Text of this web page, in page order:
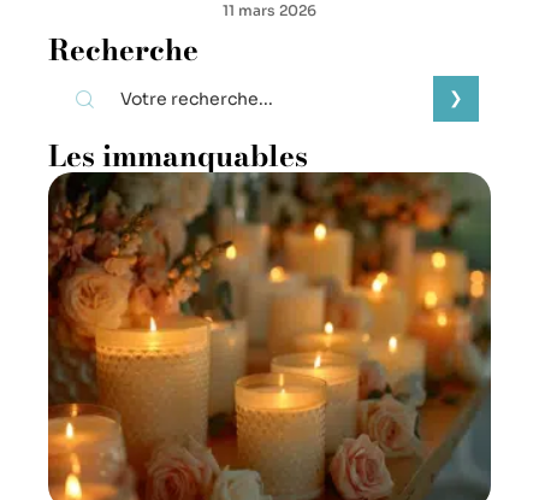
11 mars 2026
Recherche
Les immanquables